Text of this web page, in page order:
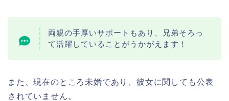
両親の手厚いサポートもあり、兄弟そろっ
て活躍していることがうかがえます！
また、現在のところ未婚であり、彼女に関しても公表
されていません。